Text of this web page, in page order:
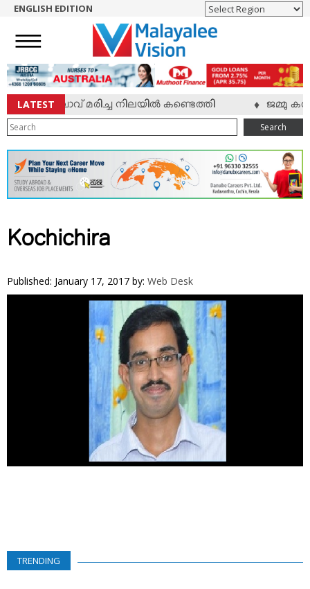
NEWS
ENGLISH
NRI
ENTERTAINMENT
MV SPECIAL
SPORTS
LIFESTYLE
TECH & AUTO
EDITORIAL
OBITUARY
ENGLISH EDITION
LATEST
യുവാവ് മരിച്ച നിലയില്‍ കണ്ടെത്തി ജമ്മു
Search
Kochichira
Published: January 17, 2017 by: Web Desk
TRENDING